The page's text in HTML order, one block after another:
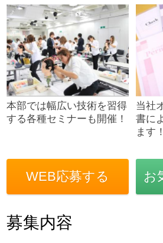
本部では幅広い技術を習得
する各種セミナーも開催！
当社
書に
ます！
WEB応募する お
募集内容